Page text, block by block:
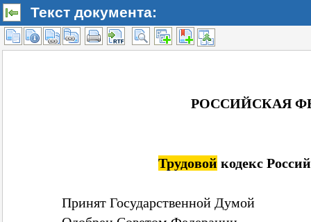
Текст документа: